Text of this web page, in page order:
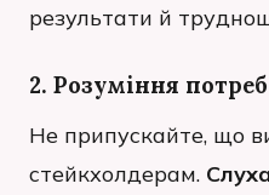
результати й
2. Розуміння потреб
Не припускайте, що
стейкхолдерам.